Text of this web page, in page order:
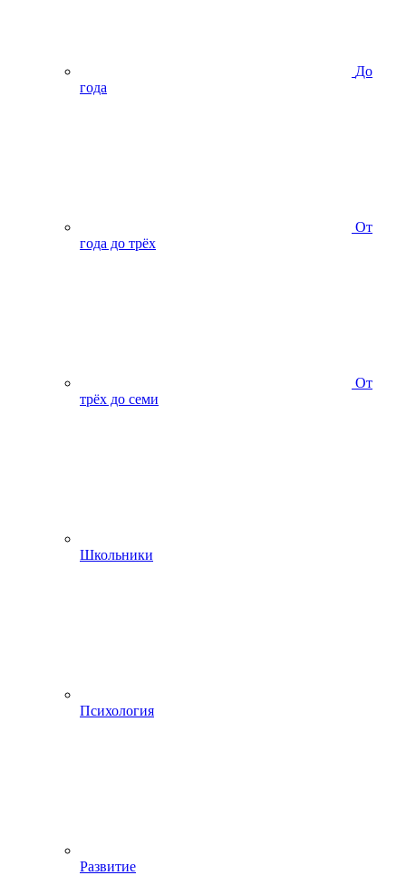
До
года
От
года до трёх
От
трёх до семи
Школьники
Психология
Развитие